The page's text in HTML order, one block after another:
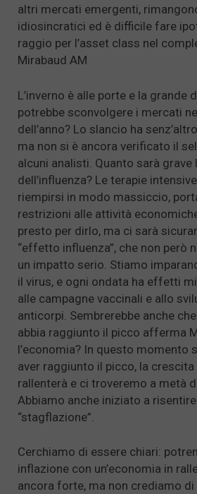
altri mercati emergenti,
idiosincratici ed è difficile fare
raggio per l’asset class nel
Mirabaud AM
L’inverno è alle porte e la grande
potrebbe sconvolgere i mercati
dell’anno? Lo slancio ha
ma non si è ancora verificato il
alcuni analisti. Quanto sarà grave
dell’influenza? Le terapie
riempirsi in modo massiccio,
restrizioni alle attività
presto per dirlo, ma ci sarà
“effetto influenza”, che non però
un impatto serio. Stiamo
il virus, e ogni ondata ha effetti
alle campagne vaccinali e allo
anticorpi. Sembrerebbe anche
abbia raggiunto il picco afferma
l’economia? In questo momento
aver raggiunto il picco, la
rallenterà e ci troveremo a metà
Abbiamo anche iniziato a
“stagflazione”.
Cerchiamo di essere chiari:
inflazione con un’economia in
ancora forte, ma non crediamo